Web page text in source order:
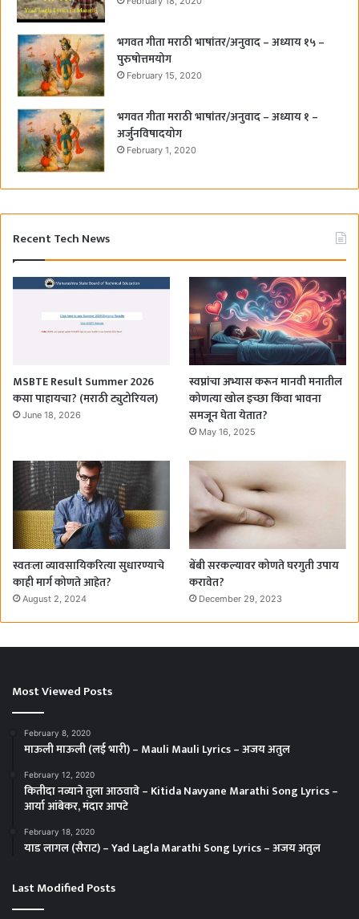
भगवत गीता मराठी भाषांतर/अनुवाद – अध्याय १५ –
पुरुषोत्तमयोग
February 15, 2020
भगवत गीता मराठी भाषांतर/अनुवाद – अध्याय १ –
अर्जुनविषादयोग
February 1, 2020
Recent Tech News
MSBTE Result Summer 2026
कसा पाहायचा? (मराठी ट्युटोरियल)
June 18, 2026
स्वप्नांचा अभ्यास करून मानवी मनातील
कोणत्या खोल इच्छा किंवा भावना
समजून घेता येतात?
May 16, 2025
स्वतःला व्यावसायिकरित्या सुधारण्याचे
काही मार्ग कोणते आहेत?
August 2, 2024
बेंबी सरकल्यावर कोणते घरगुती उपाय
करावेत?
December 29, 2023
Most Viewed Posts
February 8, 2020
माऊली माऊली (लई भारी) – Mauli Mauli Lyrics – अजय अतुल
February 12, 2020
कितीदा नव्याने तुला आठवावे – Kitida Navyane Marathi Song Lyrics –
आर्या आंबेकर, मंदार आपटे
February 18, 2020
याड लागल (सैराट) – Yad Lagla Marathi Song Lyrics – अजय अतुल
Last Modified Posts